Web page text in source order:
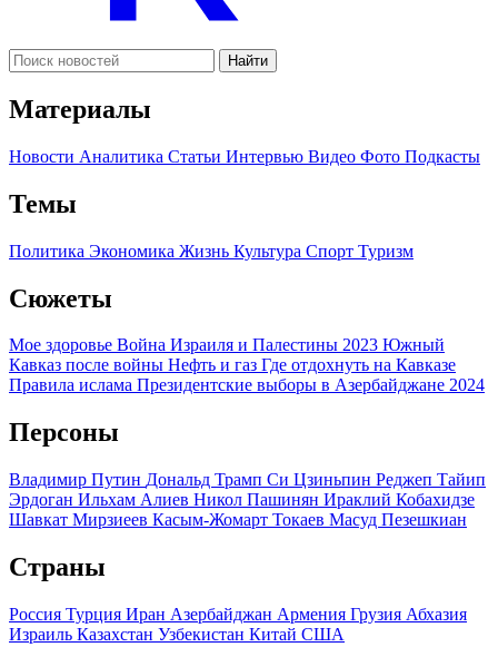
Найти
Материалы
Новости Аналитика Статьи Интервью Видео Фото Подкасты
Темы
Политика Экономика Жизнь Культура Спорт Туризм
Сюжеты
Мое здоровье Война Израиля и Палестины 2023 Южный
Кавказ после войны Нефть и газ Где отдохнуть на Кавказе
Правила ислама Президентские выборы в Азербайджане 2024
Персоны
Владимир Путин Дональд Трамп Си Цзиньпин Реджеп Тайип
Эрдоган Ильхам Алиев Никол Пашинян Ираклий Кобахидзе
Шавкат Мирзиеев Касым-Жомарт Токаев Масуд Пезешкиан
Страны
Россия Турция Иран Азербайджан Армения Грузия Абхазия
Израиль Казахстан Узбекистан Китай США